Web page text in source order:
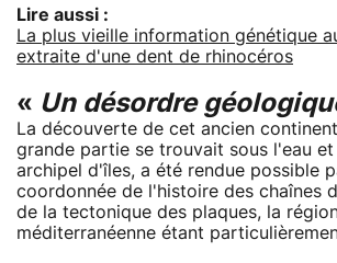
Lire aussi :
La plus vieille information génétique
extraite d'une dent de rhinocéros
« Un désordre
La découverte de cet ancien
grande partie se trouvait sous l'eau
archipel d'îles, a été rendue possible
coordonnée de l'histoire des chaînes
de la tectonique des plaques, la
méditerranéenne étant